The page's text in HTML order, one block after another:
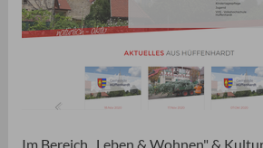
Im Bereich „Leben & Wohnen" &